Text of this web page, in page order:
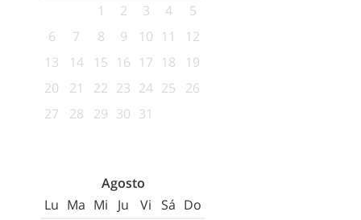
1
2 3 4
5
6
7 8 9 10 11
12
13
14 15 16 17 18
19
20
21 22 23 24 25
26
27
28 29 30 31
Agosto
Lu Ma Mi Ju Vi Sá Do